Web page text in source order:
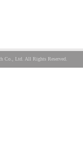
Co., Ltd. All Rights Reserved.